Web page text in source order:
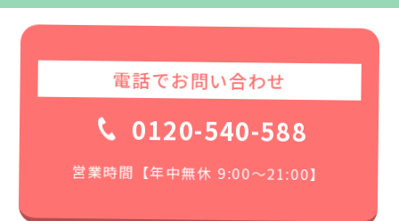
電話でお問い合わせ
0120-540-588
営業時間【年中無休 9:00〜21:00】